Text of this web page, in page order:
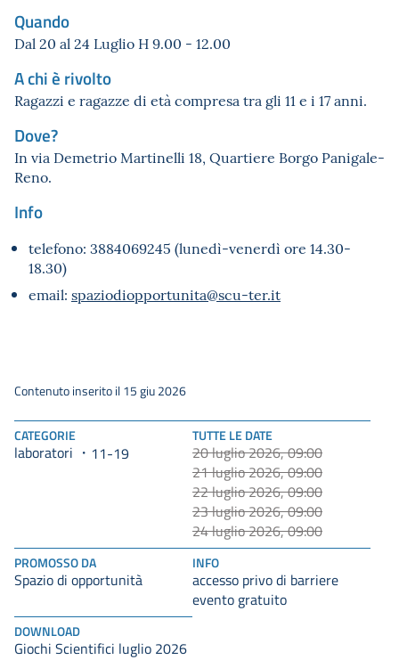
Quando
Dal 20 al 24 Luglio H 9.00 - 12.00
A chi è rivolto
Ragazzi e ragazze di età compresa tra gli 11 e i 17 anni.
Dove?
In via Demetrio Martinelli 18, Quartiere Borgo Panigale-
Reno.
Info
telefono: 3884069245 (lunedì-venerdì ore 14.30-
18.30)
email: spaziodiopportunita@scu-ter.it
CATEGORIE
laboratori 11-19
TUTTE LE DATE
20 luglio 2026, 09:00
21 luglio 2026, 09:00
22 luglio 2026, 09:00
23 luglio 2026, 09:00
24 luglio 2026, 09:00
PROMOSSO DA
Spazio di opportunità
INFO
accesso privo di barriere
evento gratuito
DOWNLOAD
Giochi Scientifici luglio 2026
Contenuto inserito il 15 giu 2026